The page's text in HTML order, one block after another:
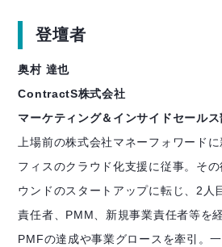
登壇者
奥村 達也
ContractS株式会社
マーケティング＆インサイドセールス
上場前の株式会社マネーフォワード
フィスのクラウド化支援に従事。そ
ウンドのスタートアップに転じ、2人
責任者、PMM、新規事業責任者等を
PMFの達成や事業グロースを牽引。